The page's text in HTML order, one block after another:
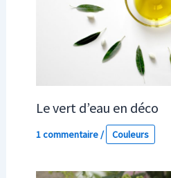
Le vert d’eau en déco
1 commentaire/ Couleurs